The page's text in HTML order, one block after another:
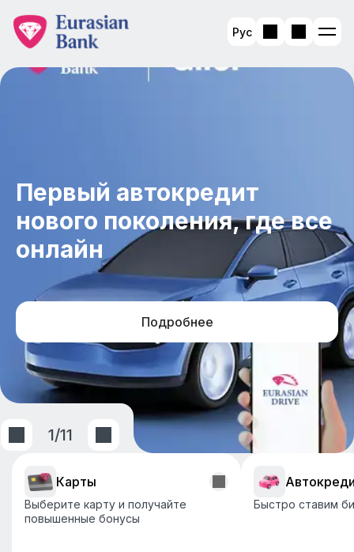
Рус
Первый автокредит
нового поколения, где все
онлайн
Подробнее
1/11
Карты
Выберите карту и получайте
повышенные бонусы
Быстро ставим